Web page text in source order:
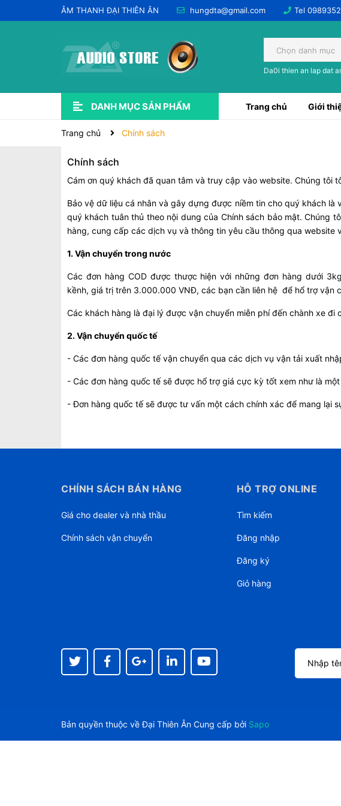
ÂM THANH ĐẠI THIÊN ÂN hungdta@gmail.com Tel
Chọn danh mục
Da0i thien an lap dat
DANH MỤC SẢN PHẨM Trang chủ Giới
Trang chủ Chính sách
Chính sách
Cám ơn quý khách đã quan tâm và truy cập vào website. Chúng
Bảo vệ dữ liệu cá nhân và gây dựng được niềm tin cho quý khách
quý khách tuân thủ theo nội dung của Chính sách bảo mật.
hàng, cung cấp các dịch vụ và thông tin yêu cầu thông qua website
1. Vận chuyển trong nước
Các đơn hàng COD được thược hiện với những đơn hàng dưới
kềnh, giá trị trên 3.000.000 VNĐ, các bạn cần liên hệ để hổ trợ vận
Các khách hàng là đại lý được vận chuyển miễn phí đến chành xe
2. Vận chuyển quốc tế
- Các đơn hàng quốc tế vận chuyển qua các dịch vụ vận tải xuất
- Các đơn hàng quốc tế sẽ được hổ trợ giá cực kỳ tốt xem như là
- Đơn hàng quốc tế sẽ được tư vấn một cách chính xác để mang lại
CHÍNH SÁCH BÁN HÀNG
Giá cho dealer và nhà thầu
Chính sách vận chuyển
HỖ TRỢ ONLINE
Tìm kiếm
Đăng nhập
Đăng ký
Giỏ hàng
Bản quyền thuộc vềĐại Thiên Ân Cung cấp bởi Sapo